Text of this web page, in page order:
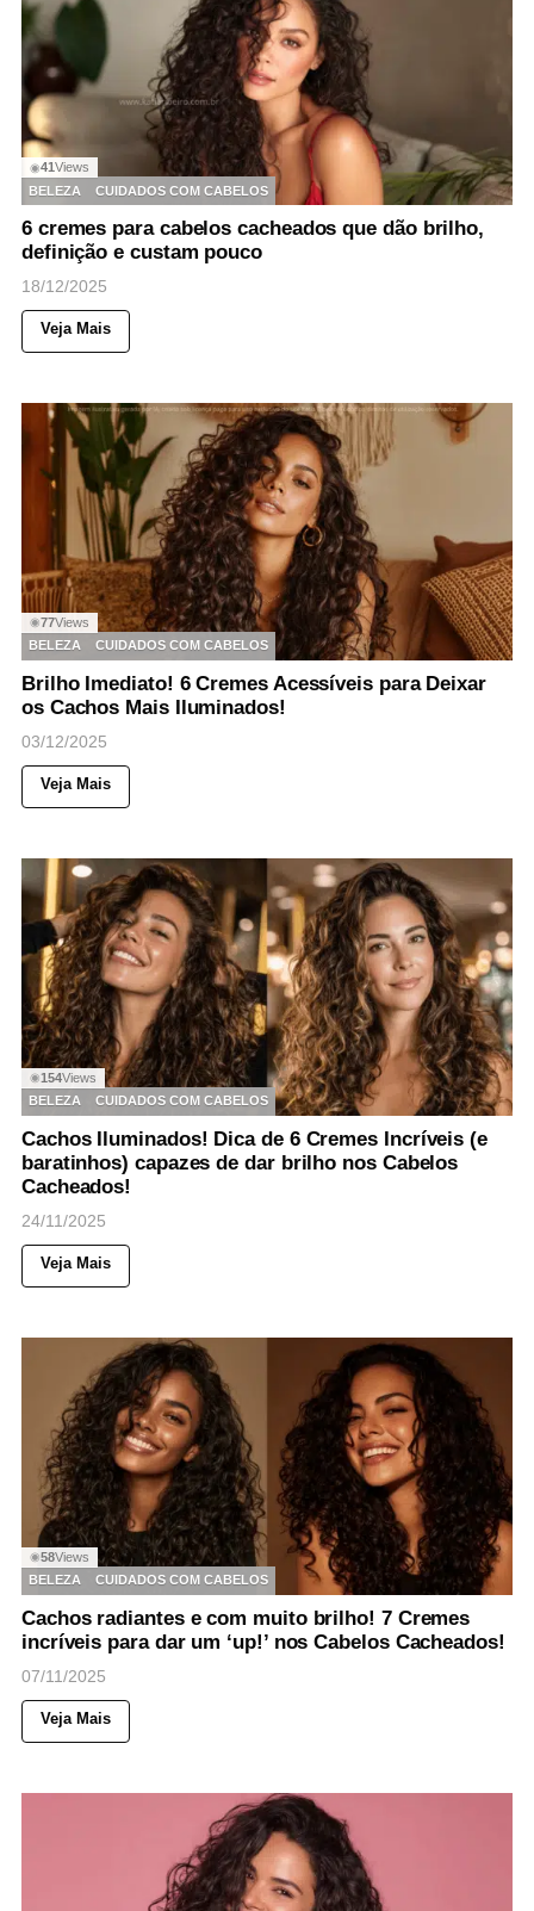
◉41Views
BELEZA
CUIDADOS COM CABELOS
6 cremes para cabelos cacheados que dão brilho,
definição e custam pouco
18/12/2025
Veja Mais
◉77Views
BELEZA
CUIDADOS COM CABELOS
Brilho Imediato! 6 Cremes Acessíveis para Deixar
os Cachos Mais Iluminados!
03/12/2025
Veja Mais
◉154Views
BELEZA
CUIDADOS COM CABELOS
Cachos Iluminados! Dica de 6 Cremes Incríveis (e
baratinhos) capazes de dar brilho nos Cabelos
Cacheados!
24/11/2025
Veja Mais
◉58Views
BELEZA
CUIDADOS COM CABELOS
Cachos radiantes e com muito brilho! 7 Cremes
incríveis para dar um ‘up!’ nos Cabelos Cacheados!
07/11/2025
Veja Mais